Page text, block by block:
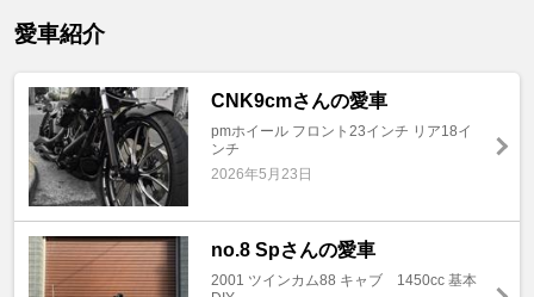
愛車紹介
CNK9cmさんの愛車
pmホイール フロント23インチ リア18イ
ンチ
2026年5月23日
no.8 Spさんの愛車
2001 ツインカム88 キャブ 1450cc 基本